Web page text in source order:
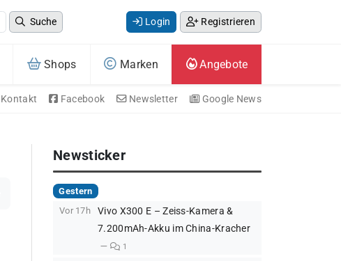
Suche Login Registrieren
Shops Marken Angebote
Kontakt Facebook Newsletter Google News
Newsticker
Gestern
Vor 17h
Vivo X300 E – Zeiss-Kamera &
7.200mAh-Akku im China-Kracher
1